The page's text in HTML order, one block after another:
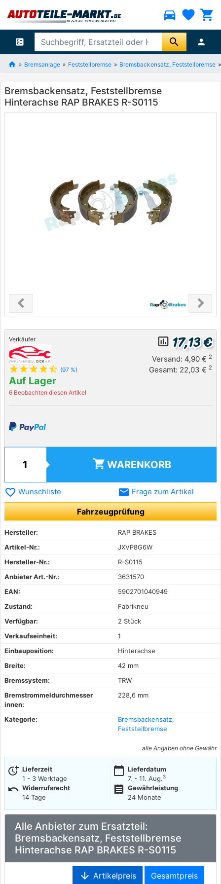
directions_car favorite shopping_cart
ballot search person
Bremsanlage Feststellbremse Bremsbackensatz, Feststellbremse
Bremsbackensatz, Feststellbremse
Hinterachse RAP BRAKES R-S0115
chevron_leftPrevious chevron_right
Next
Verkäufer
star star star star star_half (97 %)
Auf Lager
6 Beobachten diesen Artikel
insert_chart_outlined 17,13 €
Versand: 4,90 € 2
Gesamt: 22,03 € 2
shopping_cart WARENKORB
favorite_border Wunschliste email Frage zum Artikel
Fahrzeugprüfung
Hersteller:
RAP BRAKES
Artikel-Nr.:
JXVP8G6W
Hersteller-Nr.:
R-S0115
Anbieter Art.-Nr.:
3631570
EAN:
5902701040949
Zustand:
Fabrikneu
Verfügbar:
2 Stück
Verkaufseinheit:
1
Einbauposition:
Hinterachse
Breite:
42 mm
Bremssystem:
TRW
Bremstrommeldurchmesser
innen:
228,6 mm
Kategorie:
Bremsbackensatz,
Feststellbremse
alle Angaben ohne Gewähr
more_time Lieferzeit
1 - 3 Werktage
calendar_today Lieferdatum
7. - 11. Aug.3
undo Widerrufsrecht
14 Tage
receipt
Gewährleistung
24 Monate
Alle Anbieter zum Ersatzteil:
Bremsbackensatz, Feststellbremse
Hinterachse RAP BRAKES R-S0115
arrow_downward Artikelpreis Gesamtpreis